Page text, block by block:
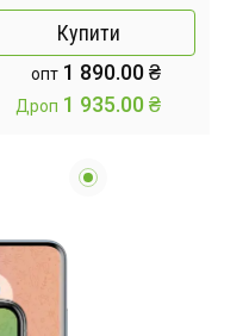
рівня / Стелаж
металевий для
інстурментів MZY-857
61смх31смх86см
Купити
опт 1 890.00 ₴
Дроп 1 935.00 ₴